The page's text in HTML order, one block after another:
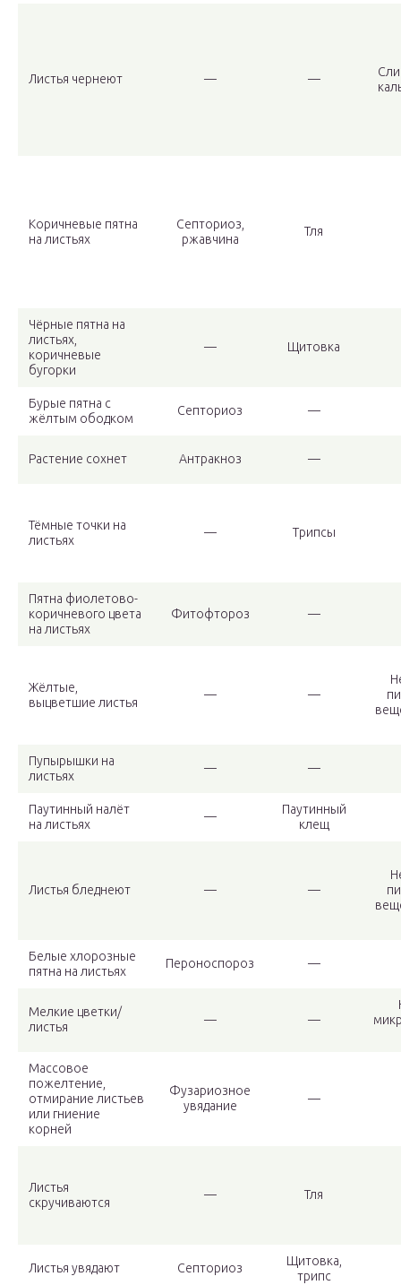
Листья чернеют — —
Коричневые пятна
на листьях
Септориоз,
ржавчина
Тля
Чёрные пятна на
листьях,
коричневые
бугорки
— Щитовка
Бурые пятна с
жёлтым ободком
Септориоз —
Растение сохнет Антракноз —
Тёмные точки на
листьях
— Трипсы
Пятна фиолетово-
коричневого цвета
на листьях
Фитофтороз —
Жёлтые,
выцветшие листья
— —
Пупырышки на
листьях
— —
Паутинный налёт
на листьях
—
Паутинный
клещ
Листья бледнеют — —
Белые хлорозные
пятна на листьях
Пероноспороз —
Мелкие цветки/
листья
— —
Массовое
пожелтение,
отмирание листьев
или гниение
корней
Фузариозное
увядание
—
Листья
скручиваются
— Тля
Листья увядают Септориоз
Щитовка,
трипс